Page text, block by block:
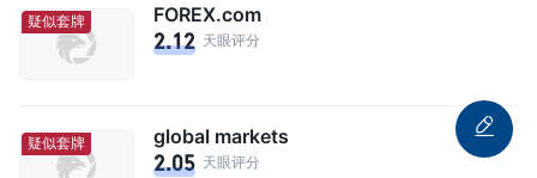
疑似套牌 FOREX.com
2.12 天眼评分
疑似套牌 global markets
2.05 天眼评分